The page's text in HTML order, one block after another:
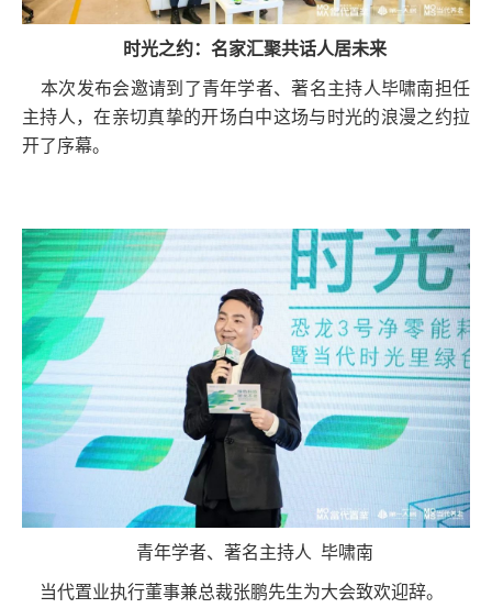
时光之约：名家汇聚共话人居未来
本次发布会邀请到了青年学者、著名主持人毕啸南担任
主持人，在亲切真挚的开场白中这场与时光的浪漫之约拉
开了序幕。
青年学者、著名主持人 毕啸南
当代置业执行董事兼总裁张鹏先生为大会致欢迎辞。